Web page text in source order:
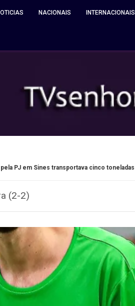
NACIONAIS INTERNACIONAIS
cinco toneladas de cocaína
(2-2)